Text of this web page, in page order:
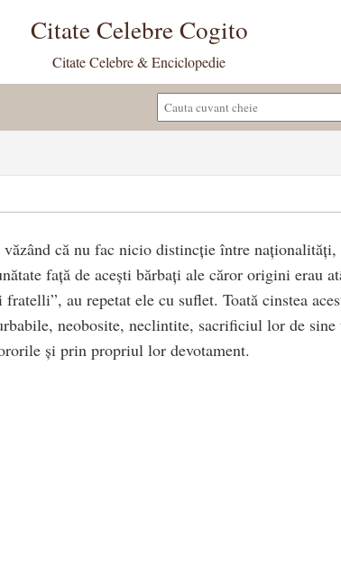
Citate Celebre Cogito
Citate Celebre & Enciclopedie
că nu fac nicio distincție între
față de acești bărbați ale căror origini erau
au repetat ele cu suflet. Toată cinstea
neobosite, neclintite, sacrificiul lor de sine
și prin propriul lor devotament.